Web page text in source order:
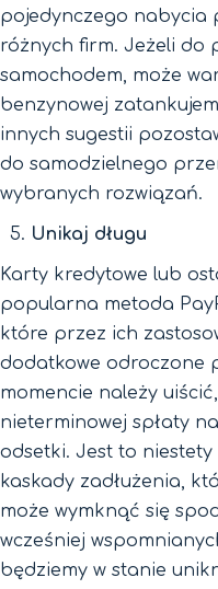
pojedynczego nabycia
różnych firm. Jeżeli do
samochodem, może
benzynowej
innych sugestii
do samodzielnego
wybranych rozwiązań.
Unikaj długu
Karty kredytowe lub
popularna metoda
które przez ich
dodatkowe odroczone
momencie należy
nieterminowej spłaty
odsetki. Jest to
kaskady zadłużenia,
może wymknąć się
wcześniej
będziemy w stanie